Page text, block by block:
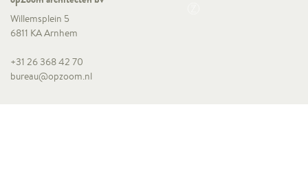
Willemsplein 5
6811 KA Arnhem
+31 26 368 42 70
bureau@opzoom.nl